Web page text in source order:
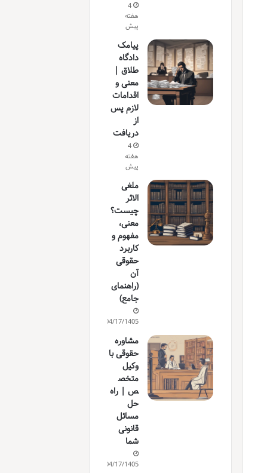
4
هفته
پیش
پیامک
دادگاه
طلاق |
معنی و
اقدامات
لازم پس
از
دریافت
4
هفته
پیش
ملغی
الاثر
چیست؟
معنی،
مفهوم و
کاربرد
حقوقی
آن
(راهنمای
جامع)
04/17/1405
مشاوره
حقوقی با
وکیل
متخص
ص | راه
حل
مسائل
قانونی
شما
04/17/1405